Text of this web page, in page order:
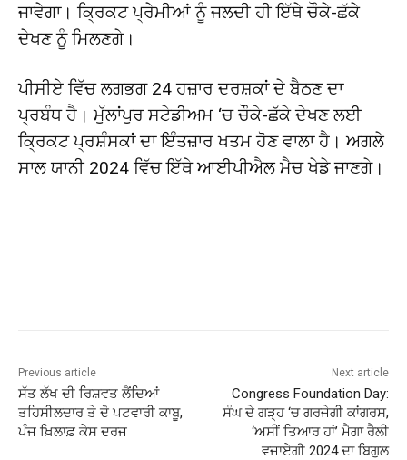
ਜਾਵੇਗਾ। ਕ੍ਰਿਕਟ ਪ੍ਰੇਮੀਆਂ ਨੂੰ ਜਲਦੀ ਹੀ ਇੱਥੇ ਚੌਕੇ-ਛੱਕੇ
ਦੇਖਣ ਨੂੰ ਮਿਲਣਗੇ।
ਪੀਸੀਏ ਵਿੱਚ ਲਗਭਗ 24 ਹਜ਼ਾਰ ਦਰਸ਼ਕਾਂ ਦੇ ਬੈਠਣ ਦਾ
ਪ੍ਰਬੰਧ ਹੈ। ਮੁੱਲਾਂਪੁਰ ਸਟੇਡੀਅਮ ‘ਚ ਚੌਕੇ-ਛੱਕੇ ਦੇਖਣ ਲਈ
ਕ੍ਰਿਕਟ ਪ੍ਰਸ਼ੰਸਕਾਂ ਦਾ ਇੰਤਜ਼ਾਰ ਖਤਮ ਹੋਣ ਵਾਲਾ ਹੈ। ਅਗਲੇ
ਸਾਲ ਯਾਨੀ 2024 ਵਿੱਚ ਇੱਥੇ ਆਈਪੀਐਲ ਮੈਚ ਖੇਡੇ ਜਾਣਗੇ।
Previous article
ਸੱਤ ਲੱਖ ਦੀ ਰਿਸ਼ਵਤ ਲੈਂਦਿਆਂ
ਤਹਿਸੀਲਦਾਰ ਤੇ ਦੋ ਪਟਵਾਰੀ ਕਾਬੂ,
ਪੰਜ ਖ਼ਿਲਾਫ਼ ਕੇਸ ਦਰਜ
Next article
Congress Foundation Day:
ਸੰਘ ਦੇ ਗੜ੍ਹ ‘ਚ ਗਰਜੇਗੀ ਕਾਂਗਰਸ,
‘ਅਸੀਂ ਤਿਆਰ ਹਾਂ’ ਮੈਗਾ ਰੈਲੀ
ਵਜਾਏਗੀ 2024 ਦਾ ਬਿਗੁਲ